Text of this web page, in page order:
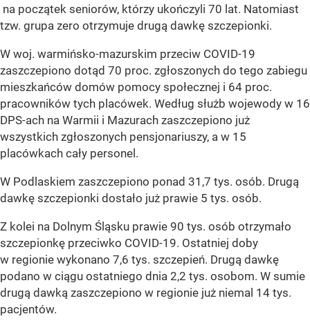
na początek seniorów, którzy ukończyli 70 lat. Natomiast
tzw. grupa zero otrzymuje drugą dawkę szczepionki.
W woj. warmińsko-mazurskim przeciw COVID-19
zaszczepiono dotąd 70 proc. zgłoszonych do tego zabiegu
mieszkańców domów pomocy społecznej i 64 proc.
pracowników tych placówek. Według służb wojewody w 16
DPS-ach na Warmii i Mazurach zaszczepiono już
wszystkich zgłoszonych pensjonariuszy, a w 15
placówkach cały personel.
W Podlaskiem zaszczepiono ponad 31,7 tys. osób. Drugą
dawkę szczepionki dostało już prawie 5 tys. osób.
Z kolei na Dolnym Śląsku prawie 90 tys. osób otrzymało
szczepionkę przeciwko COVID-19. Ostatniej doby
w regionie wykonano 7,6 tys. szczepień. Drugą dawkę
podano w ciągu ostatniego dnia 2,2 tys. osobom. W sumie
drugą dawką zaszczepiono w regionie już niemal 14 tys.
pacjentów.